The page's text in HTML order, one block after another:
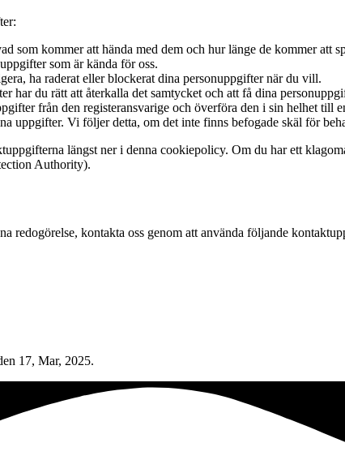
som kommer att hända med dem och hur länge de kommer att
som är kända för oss.
ha raderat eller blockerat dina personuppgifter när du vill.
har du rätt att återkalla det samtycket och att få dina
från den registeransvarige och överföra den i sin helhet till
uppgifter. Vi följer detta, om det inte finns befogade skäl för
längst ner i denna cookiepolicy. Om du har ett
Authority).
redogörelse, kontakta oss genom att använda följande
17, Mar, 2025.